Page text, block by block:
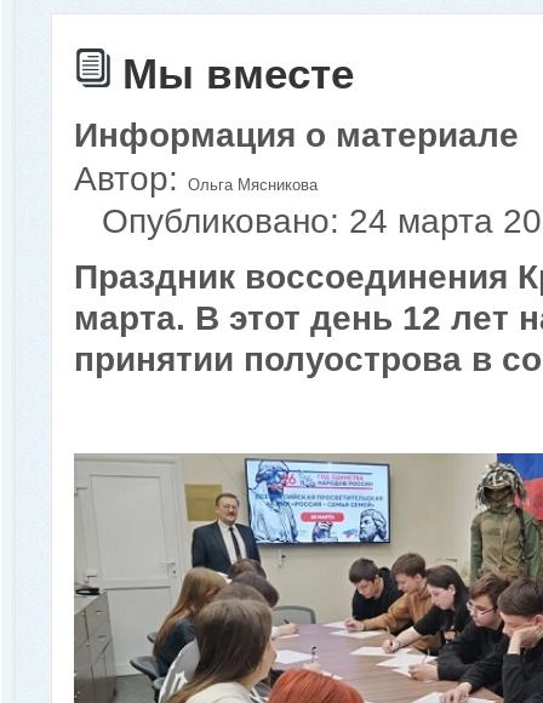
Мы вместе
Информация о материале
Автор:
Ольга Мясникова
Опубликовано: 24 марта
Праздник воссоединения
марта. В этот день 12 лет
принятии полуострова в